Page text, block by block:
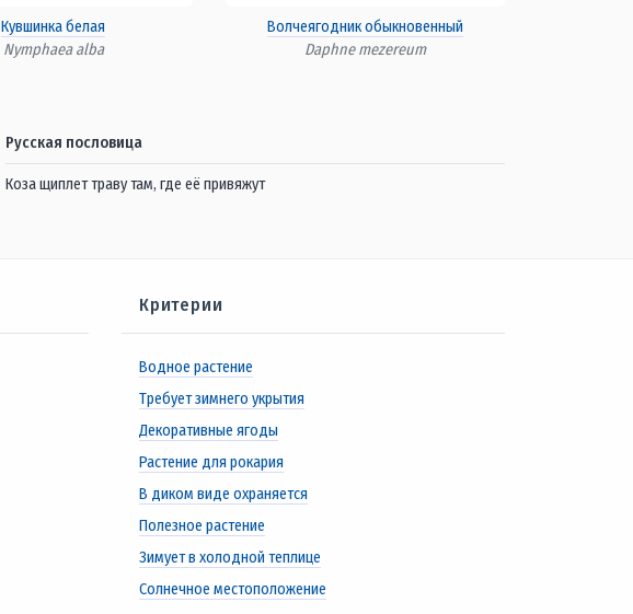
Кувшинка белая
Nymphaea alba
Волчеягодник обыкновенный
Daphne mezereum
Русская пословица
Коза щиплет траву там, где её привяжут
Критерии
Водное растение
Требует зимнего укрытия
Декоративные ягоды
Растение для рокария
В диком виде охраняется
Полезное растение
Зимует в холодной теплице
Солнечное местоположение